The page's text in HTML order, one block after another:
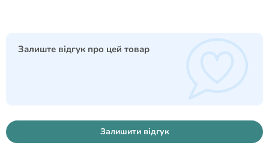
Залиште відгук про цей товар
Залишити відгук